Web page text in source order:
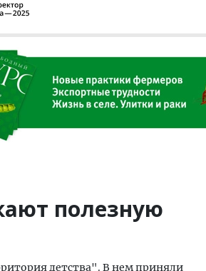
полезную
детства". В нем приняли